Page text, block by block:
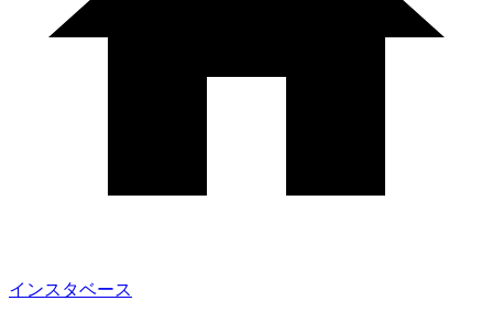
インスタベース